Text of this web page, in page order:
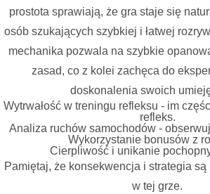
prostota sprawiają, że gra staje się
osób szukających szybkiej i łatwej
mechanika pozwala na szybkie
zasad, co z kolei zachęca do
doskonalenia swoich
Wytrwałość w treningu refleksu - im
refleks.
Analiza ruchów samochodów -
Wykorzystanie bonusów z
Cierpliwość i unikanie
Pamiętaj, że konsekwencja i strategia
w tej grze.